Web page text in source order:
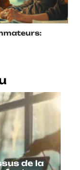
de la